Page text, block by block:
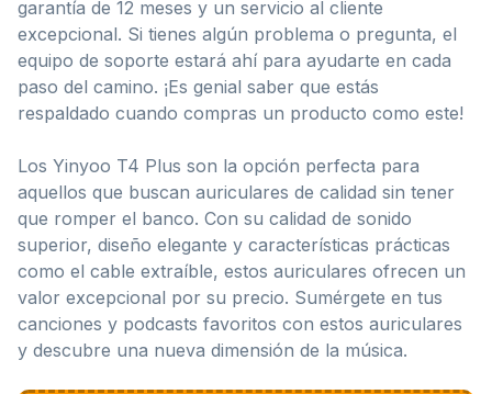
garantía de 12 meses y un servicio al cliente
excepcional. Si tienes algún problema o pregunta, el
equipo de soporte estará ahí para ayudarte en cada
paso del camino. ¡Es genial saber que estás
respaldado cuando compras un producto como este!
Los Yinyoo T4 Plus son la opción perfecta para
aquellos que buscan auriculares de calidad sin tener
que romper el banco. Con su calidad de sonido
superior, diseño elegante y características prácticas
como el cable extraíble, estos auriculares ofrecen un
valor excepcional por su precio. Sumérgete en tus
canciones y podcasts favoritos con estos auriculares
y descubre una nueva dimensión de la música.